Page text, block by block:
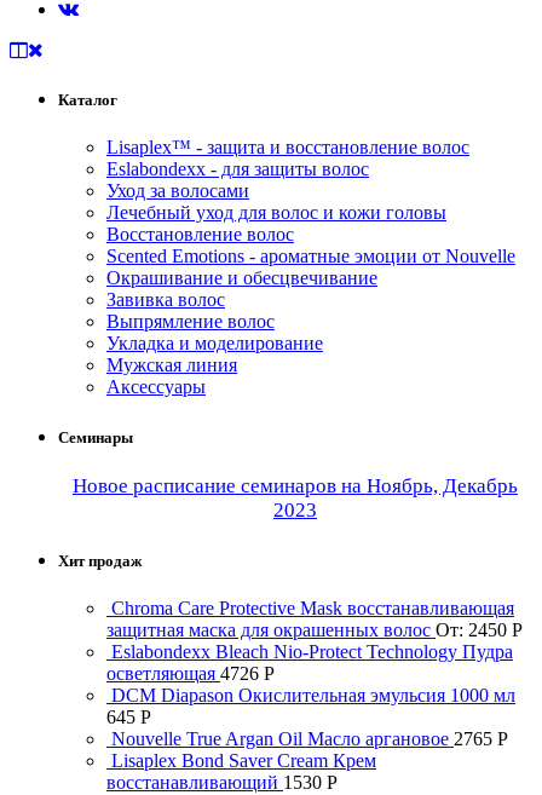
Каталог
Lisaplex™ - защита и восстановление волос
Eslabondexx - для защиты волос
Уход за волосами
Лечебный уход для волос и кожи головы
Восстановление волос
Scented Emotions - ароматные эмоции от Nouvelle
Окрашивание и обесцвечивание
Завивка волос
Выпрямление волос
Укладка и моделирование
Мужская линия
Аксессуары
Семинары
Новое расписание семинаров на Ноябрь, Декабрь
2023
Хит продаж
Chroma Care Protective Mask восстанавливающая
защитная маска для окрашенных волос От: 2450 Р
Eslabondexx Bleach Nio-Protect Technology Пудра
осветляющая 4726 Р
DCM Diapason Окислительная эмульсия 1000 мл
645 Р
Nouvelle True Argan Oil Масло аргановое 2765 Р
Lisaplex Bond Saver Cream Крем
восстанавливающий 1530 Р